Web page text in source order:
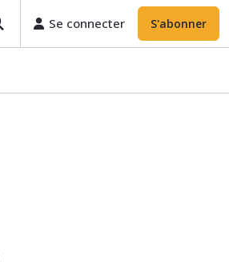
Se connecter S'abonner